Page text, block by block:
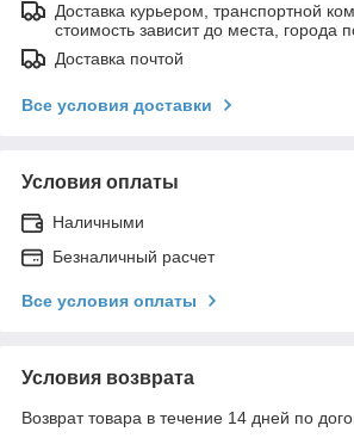
Доставка курьером, транспортной
стоимость зависит до места, города
Доставка почтой
Все условия доставки
Условия оплаты
Наличными
Безналичный расчет
Все условия оплаты
Условия возврата
Возврат товара в течение 14 дней по